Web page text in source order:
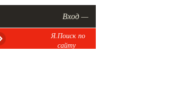
Вход —
Я.Поиск по
сайту